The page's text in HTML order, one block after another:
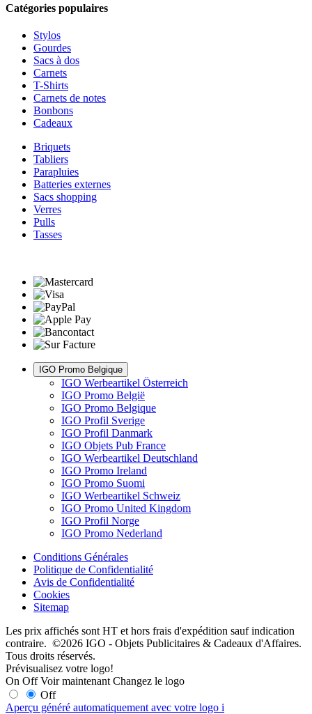
Catégories populaires
Stylos
Gourdes
Sacs à dos
Carnets
T-Shirts
Carnets de notes
Bonbons
Cadeaux
Briquets
Tabliers
Parapluies
Batteries externes
Sacs shopping
Verres
Pulls
Tasses
IGO Promo Belgique
IGO Werbeartikel Österreich
IGO Promo België
IGO Promo Belgique
IGO Profil Sverige
IGO Profil Danmark
IGO Objets Pub France
IGO Werbeartikel Deutschland
IGO Promo Ireland
IGO Promo Suomi
IGO Werbeartikel Schweiz
IGO Promo United Kingdom
IGO Profil Norge
IGO Promo Nederland
Conditions Générales
Politique de Confidentialité
Avis de Confidentialité
Cookies
Sitemap
Les prix affichés sont HT et hors frais d'expédition sauf indication
contraire. ©2026 IGO - Objets Publicitaires & Cadeaux d'Affaires.
Tous droits réservés.
Prévisualisez votre logo!
On Off Voir maintenant Changez le logo
Off
Aperçu généré automatiquement avec votre logo i